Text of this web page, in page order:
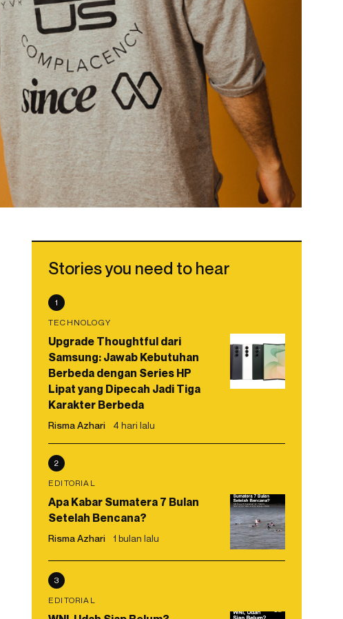
Stories you need to hear
1
TECHNOLOGY
Upgrade Thoughtful dari
Samsung: Jawab Kebutuhan
Berbeda dengan Series HP
Lipat yang Dipecah Jadi Tiga
Karakter Berbeda
Risma Azhari 4 hari lalu
2
EDITORIAL
Apa Kabar Sumatera 7 Bulan
Setelah Bencana?
Risma Azhari 1 bulan lalu
3
EDITORIAL